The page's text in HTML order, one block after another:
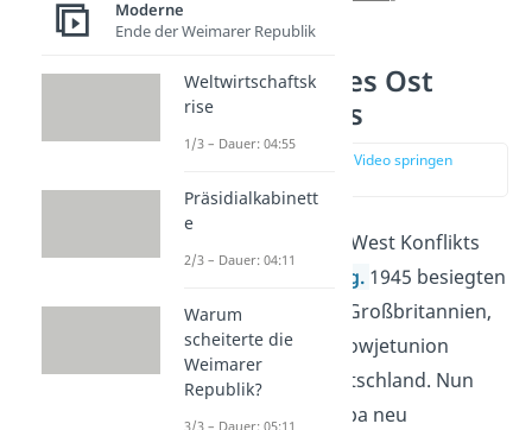
Entstehung des Ost
West Konflikts
zur Stelle im Video springen
Die Wurzeln des Ost West Konflikts
2. Weltkrieg. 1945 besiegten
die vier Länder USA, Großbritannien,
Frankreich und die Sowjetunion
zusammen Nazi-Deutschland. Nun
ging es darum, Europa neu
Moderne
Ende der Weimarer Republik
Weltwirtschaftsk
rise
1/3 – Dauer: 04:55
Präsidialkabinett
e
2/3 – Dauer: 04:11
Warum
scheiterte die
Weimarer
Republik?
3/3 – Dauer: 05:11